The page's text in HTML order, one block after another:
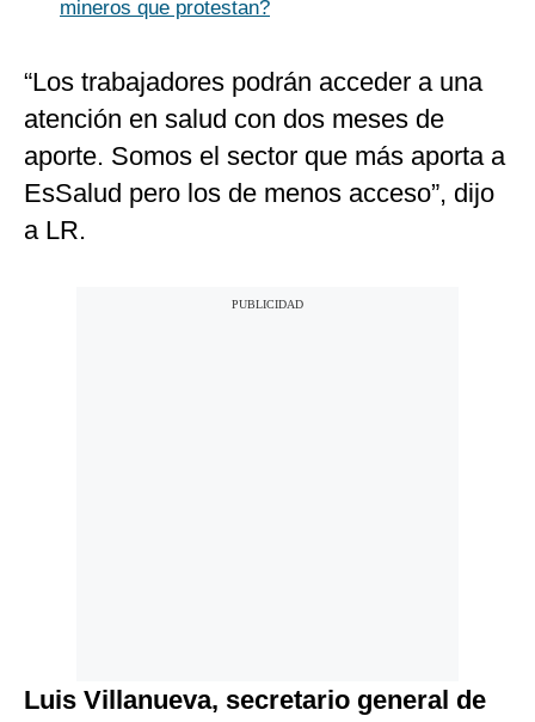
mineros que protestan?
“Los trabajadores podrán acceder a una
atención en salud con dos meses de
aporte. Somos el sector que más aporta a
EsSalud pero los de menos acceso”, dijo
a LR.
Luis Villanueva, secretario general de